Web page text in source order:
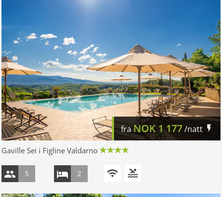
fraNOK1 177/natt
Gaville Sei i Figline Valdarno
5 2